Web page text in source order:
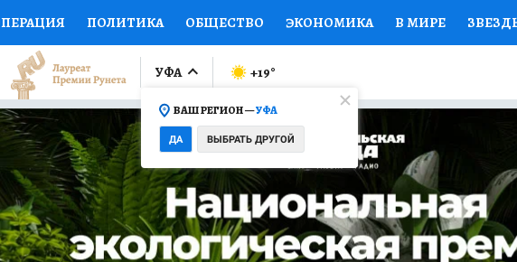
ПОЛИТИКА ОБЩЕСТВО ЭКОНОМИКА В МИРЕ
СПОРТ КОЛУМНИСТЫ ПРОИСШЕСТВИЯ НАЦИОНАЛЬНЫЕ
ФИНАНСЫ ОТКРЫВАЕМ МИР СЕМЬЯ ЖЕНСКИЕ
НА СПОРТ ПРОМОКОДЫ СЕРИАЛЫ СПЕЦПРОЕКТЫ
ТЕЛЕВИЗОР КОЛЛЕКЦИИ КОНКУРСЫ РАБОТА У НАС
НОВОЕ НА САЙТЕ
УФА
ВАШ РЕГИОН —УФА
ДА ВЫБРАТЬ ДРУГОЙ
+19°